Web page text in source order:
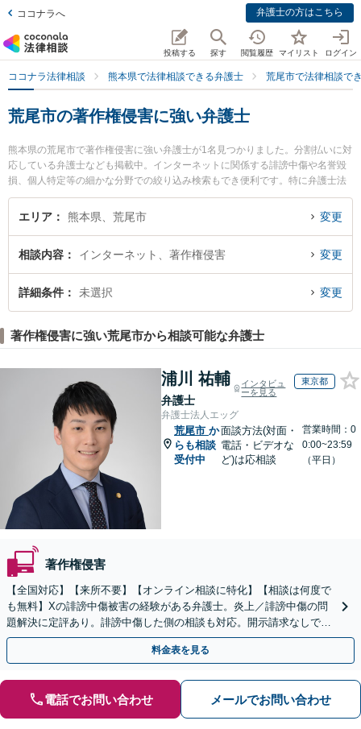
ココナラへ 弁護士の方はこちら
投稿する 探す 閲覧履歴 マイリスト ログイン
ココナラ法律相談 熊本県で法律相談できる弁護士 荒尾市で法律相談で
荒尾市の著作権侵害に強い弁護士
熊本県の荒尾市で著作権侵害に強い弁護士が1名見つかりました。分割払いに対
応している弁護士なども掲載中。インターネットに関係する誹謗中傷や名誉毀
損、個人特定等の細かな分野での絞り込み検索もでき便利です。特に弁護士法
人ひのくに 荒尾事務所の笠 賢太朗弁護士のプロフィール情報や弁護士費用、強
みなどが注目されています。『荒尾市で土日や夜間に発生した著作権侵害のト
る荒尾市内の弁護士に相談予約したい』などでお困りの相談者さんにおすすめ
です。
エリア 熊本県、荒尾市 変更
相談内容 インターネット、著作権侵害 変更
詳細条件 未選択 変更
著作権侵害に強い荒尾市から相談可能な弁護士
浦川 祐輔
弁護士
インタビュ
ーを見る
東京都
弁護士法人エッグ
荒尾市 か
らも相談
受付中
面談方法(対面・
電話・ビデオな
ど)は応相談
営業時間：0
0:00~23:59
（平日）
著作権侵害
【全国対応】【来所不要】【オンライン相談に特化】【相談は何度で
も無料】Xの誹謗中傷被害の経験がある弁護士。炎上／誹謗中傷の問
題解決に定評あり。誹謗中傷した側の相談も対応。開示請求なしで本
人の特定ができる場合もあり。
料金表を見る
電話でお問い合わせ メールでお問い合わせ